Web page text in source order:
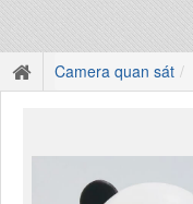
Camera quan sát